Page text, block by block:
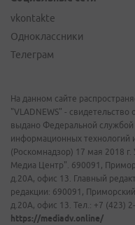
vkontakte
Одноклассники
Телеграм
На данном сайте
"VLADNEWS" -
выдано Федеральной службой
информационных технологий
(Роскомнадзор) 17 мая 2018
Медиа Центр". 690091,
д.20А, офис 13. Главный
редакции: 690091,
д.20А, офис 13. Тел.: +7 (423)
https://mediadv.online/